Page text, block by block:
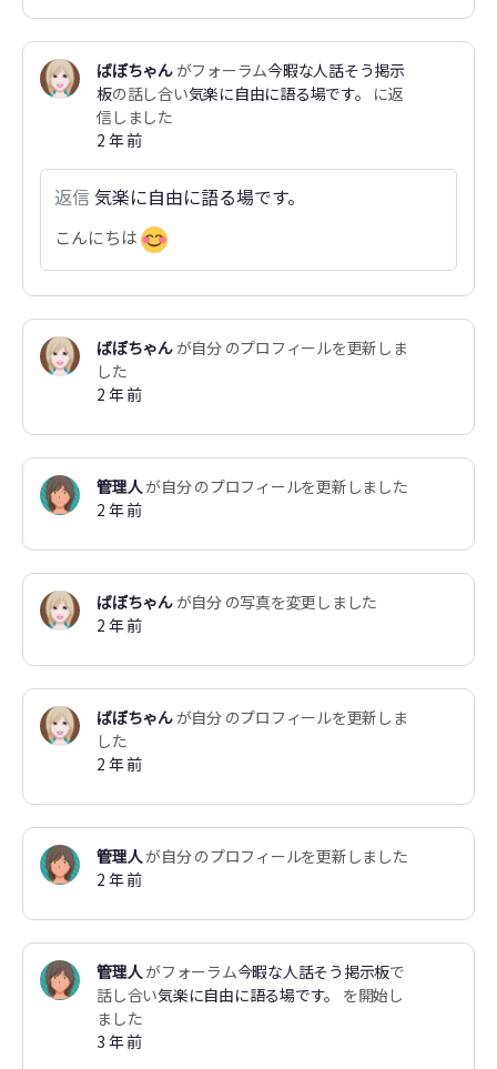
ばぼちゃんがフォーラム今暇な人話そう掲示
板の話し合い気楽に自由に語る場です。
に返
信しました
2 年 前
返信気楽に自由に語る場です。
こんにちは
ばぼちゃんが自分 のプロフィールを更新しま
した
2 年 前
管理人が自分 のプロフィールを更新しました
2 年 前
ばぼちゃんが自分 の写真を変更しました
2 年 前
ばぼちゃんが自分 のプロフィールを更新しま
した
2 年 前
管理人が自分 のプロフィールを更新しました
2 年 前
管理人がフォーラム今暇な人話そう掲示板で
話し合い気楽に自由に語る場です。
を開始し
ました
3 年 前